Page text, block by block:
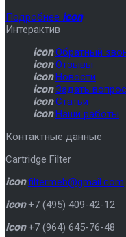
Подробнее icon
Интерактив
icon Обратный
icon Отзывы
icon Новости
icon Задать вопрос
icon Статьи
icon Наши работы
Контактные данные
Cartridge Filter
icon filtermeb@gmail.com
icon +7 (495) 409-42-12
icon +7 (964) 645-76-48